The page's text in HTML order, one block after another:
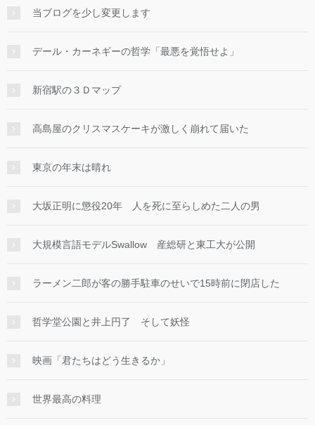
当ブログを少し変更します
デール・カーネギーの哲学「最悪を覚悟せよ」
新宿駅の３Ｄマップ
高島屋のクリスマスケーキが激しく崩れて届いた
東京の年末は晴れ
大坂正明に懲役20年 人を死に至らしめた二人の男
大規模言語モデルSwallow 産総研と東工大が公開
ラーメン二郎が客の勝手駐車のせいで15時前に閉店した
哲学堂公園と井上円了 そして妖怪
映画「君たちはどう生きるか」
世界最高の料理